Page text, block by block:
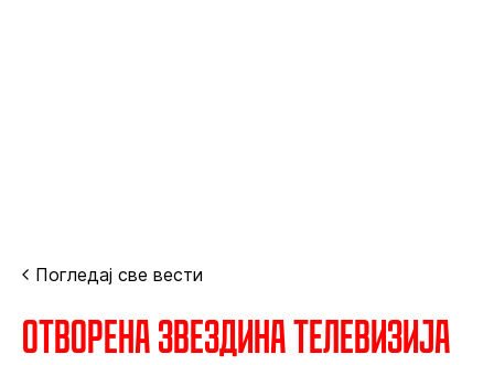
Погледај све вести
Отворена Звездина телевизија